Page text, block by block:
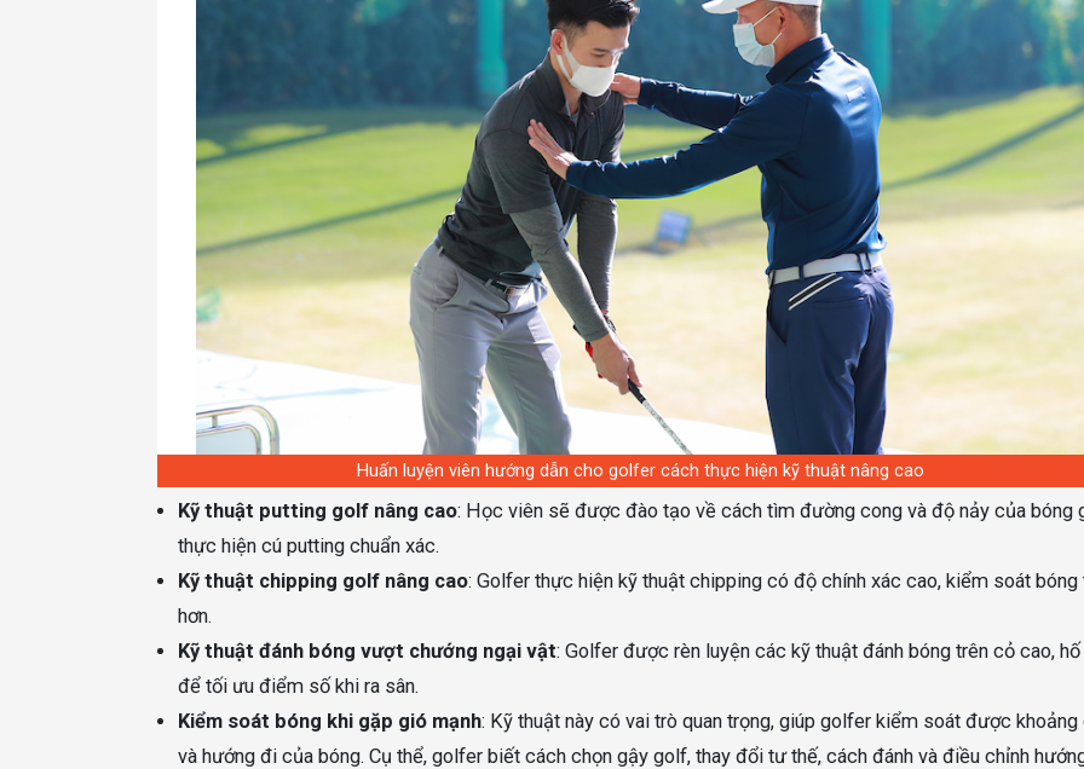
Huấn luyện viên hướng dẫn cho golfer cách thực hiện kỹ thuật nâng cao
Kỹ thuật putting golf nâng cao: Học viên sẽ được đào tạo về cách tìm đường cong và độ nảy của bóng
thực hiện cú putting chuẩn xác.
Kỹ thuật chipping golf nâng cao: Golfer thực hiện kỹ thuật chipping có độ chính xác cao, kiểm soát bóng
hơn.
Kỹ thuật đánh bóng vượt chướng ngại vật: Golfer được rèn luyện các kỹ thuật đánh bóng trên cỏ cao,
để tối ưu điểm số khi ra sân.
Kiểm soát bóng khi gặp gió mạnh: Kỹ thuật này có vai trò quan trọng, giúp golfer kiểm soát được khoảng
và hướng đi của bóng. Cụ thể, golfer biết cách chọn gậy golf, thay đổi tư thế, cách đánh và điều chỉnh